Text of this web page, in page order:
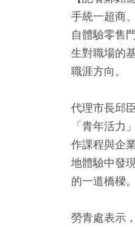
手統一超商
自體驗零售
生對職場的
職涯方向。
代理市長邱
「青年活力
作課程與企
地體驗中發
的一道橋樑。
勞青處表示
2163+ 96